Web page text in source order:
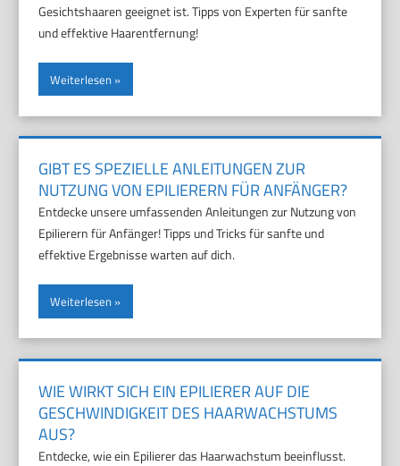
Gesichtshaaren geeignet ist. Tipps von Experten für sanfte
und effektive Haarentfernung!
Weiterlesen
GIBT ES SPEZIELLE ANLEITUNGEN ZUR
NUTZUNG VON EPILIERERN FÜR ANFÄNGER?
Entdecke unsere umfassenden Anleitungen zur Nutzung von
Epilierern für Anfänger! Tipps und Tricks für sanfte und
effektive Ergebnisse warten auf dich.
Weiterlesen
WIE WIRKT SICH EIN EPILIERER AUF DIE
GESCHWINDIGKEIT DES HAARWACHSTUMS
AUS?
Entdecke, wie ein Epilierer das Haarwachstum beeinflusst.